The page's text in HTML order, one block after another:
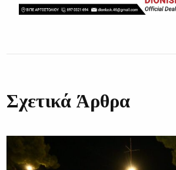
Σχετικά Άρθρα